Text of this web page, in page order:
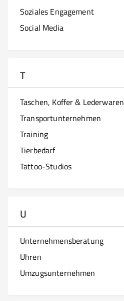
Soziales Engagement
Social Media
T
Taschen, Koffer & Lederwaren
Transportunternehmen
Training
Tierbedarf
Tattoo-Studios
U
Unternehmensberatung
Uhren
Umzugsunternehmen